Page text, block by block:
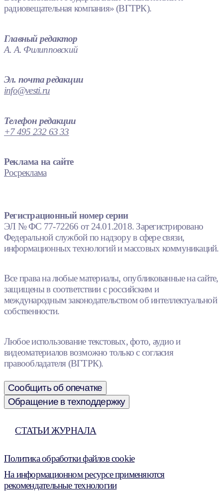
радиовещательная компания» (ВГТРК).
Главный редактор
А. А. Филипповский
Эл. почта редакции
info@vesti.ru
Телефон редакции
+7 495 232 63 33
Реклама на сайте
Росреклама
Регистрационный номер серии
ЭЛ № ФС 77-72266 от 24.01.2018. Зарегистрировано
Федеральной службой по надзору в сфере связи,
информационных технологий и массовых коммуникаций.
Все права на любые материалы, опубликованные на сайте,
защищены в соответствии с российским и
международным законодательством об интеллектуальной
собственности.
Любое использование текстовых, фото, аудио и
видеоматериалов возможно только с согласия
правообладателя (ВГТРК).
Сообщить об опечатке
Обращение в техподдержку
СТАТЬИ ЖУРНАЛА
Политика обработки файлов cookie
На информационном ресурсе применяются
рекомендательные технологии